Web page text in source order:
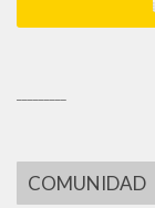
COMUNIDAD